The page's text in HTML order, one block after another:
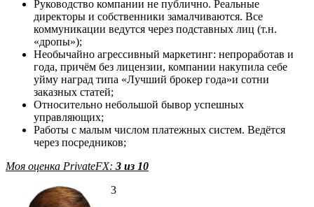
Руководство компании не публично. Реальные
директоры и собственники замалчиваются. Все
коммуникации ведутся через подставных лиц (т.н.
«дропы»);
Необычайно агрессивный маркетинг: непроработав и
года, причём без лицензии, компании накупила себе
уйму наград типа «Лучший брокер года»и сотни
заказных статей;
Относительно небольшой бывор успешных
управляющих;
Работы с малым числом платежных систем. Ведётся
через посредников;
Моя оценка PrivateFX: 3 из 10
3